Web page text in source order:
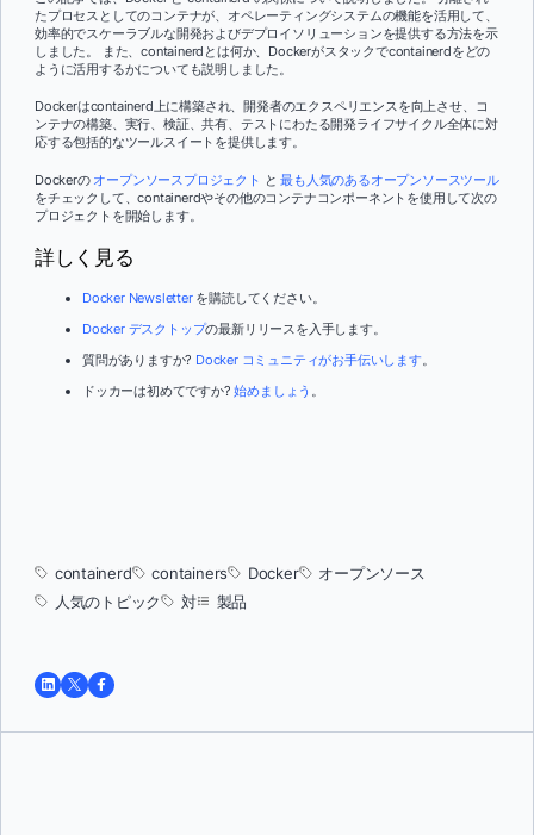
たプロセスとしてのコンテナが、オペレーティングシステムの機能を活用して、
効率的でスケーラブルな開発およびデプロイソリューションを提供する方法を示
しました。 また、containerdとは何か、Dockerがスタックでcontainerdをどの
ように活用するかについても説明しました。
Dockerはcontainerd上に構築され、開発者のエクスペリエンスを向上させ、コ
ンテナの構築、実行、検証、共有、テストにわたる開発ライフサイクル全体に対
応する包括的なツールスイートを提供します。
Dockerの オープンソースプロジェクト と最も人気のあるオープンソースツール
をチェックして、containerdやその他のコンテナコンポーネントを使用して次の
プロジェクトを開始します。
詳しく見る
Docker Newsletterを購読してください。
Docker デスクトップの最新リリースを入手します。
質問がありますか? Docker コミュニティがお手伝いします。
ドッカーは初めてですか?始めましょう 。
containerd containers Docker
オープンソース
人気のトピック
対 製品